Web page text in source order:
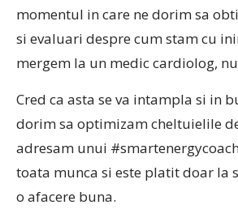
momentul in care ne dorim sa
si evaluari despre cum stam cu
mergem la un medic cardiolog,
Cred ca asta se va intampla si in
dorim sa optimizam cheltuielile
adresam unui
toata munca si este platit doar la
o afacere buna.